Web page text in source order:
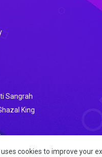
Sangrah
King
cookies to improve your